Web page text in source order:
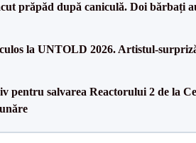
prăpăd după caniculă. Doi bărbați
la UNTOLD 2026. Artistul-
pentru salvarea Reactorului 2 de la